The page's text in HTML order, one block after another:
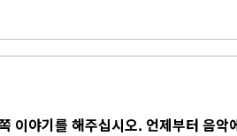
이야기를 해주십시오. 언제부터 음악